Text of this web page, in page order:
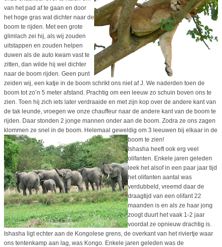
van het pad af te gaan en door
het hoge gras wat dichter naar de
boom te rijden. Met een grote
glimlach zei hij, als wij zouden
uitstappen en zouden helpen
duwen als de auto kwam vast te
zitten, dan wilde hij wel dichter
naar de boom rijden. Geen punt
zeiden wij, een katje in de boom schrikt ons niet af J. We naderden toen de
boom tot zo’n 5 meter afstand. Prachtig om een leeuw zo schuin boven ons te
zien. Toen hij zich iets later verdraaide en met zijn kop over de andere kant van
de tak leunde, vroegen we onze chauffeur naar de andere kant van de boom te
rijden. Daar stonden 2 jonge mannen onder aan de boom. Zodra ze ons zagen
klommen ze snel in de boom. Helemaal geweldig om 3 leeuwen bij elkaar in de
boom te zien!
Ishasha heeft ook erg veel
olifanten. Enkele jaren geleden
leek het alsof in een paar jaar tijd
het olifanten aantal was
verdubbeld, vreemd daar de
draagtijd van een olifant 22
maanden is en als ze haar jong
zoogt duurt het vaak 1-2 jaar
voordat ze opnieuw drachtig is.
Ishasha ligt echter aan de Kongolese grens, de overkant van het riviertje waar
ons tentenkamp aan lag, was Kongo. Enkele jaren geleden was de